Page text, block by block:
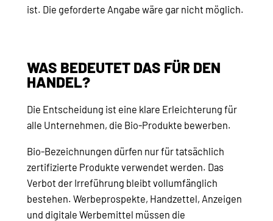
ist. Die geforderte Angabe wäre gar nicht möglich.
WAS BEDEUTET DAS FÜR DEN
HANDEL?
Die Entscheidung ist eine klare Erleichterung für
alle Unternehmen, die Bio-Produkte bewerben.
Bio-Bezeichnungen dürfen nur für tatsächlich
zertifizierte Produkte verwendet werden. Das
Verbot der Irreführung bleibt vollumfänglich
bestehen. Werbeprospekte, Handzettel, Anzeigen
und digitale Werbemittel müssen die